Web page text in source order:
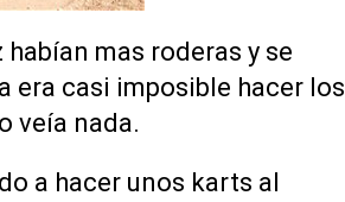
mas roderas y se
era casi imposible hacer los
veía nada.
a hacer unos karts al